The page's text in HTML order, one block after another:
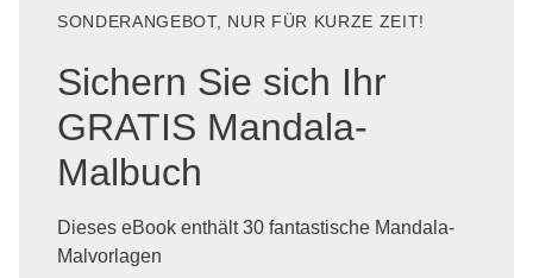
SONDERANGEBOT, NUR FÜR KURZE ZEIT!
Sichern Sie sich Ihr
GRATIS Mandala-
Malbuch
Dieses eBook enthält 30 fantastische Mandala-
Malvorlagen